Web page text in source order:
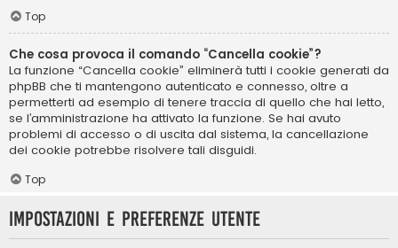
Top
Che cosa provoca il comando “Cancella cookie”?
La funzione “Cancella cookie” eliminerà tutti i cookie generati da
phpBB che ti mantengono autenticato e connesso, oltre a
permetterti ad esempio di tenere traccia di quello che hai letto,
se l’amministrazione ha attivato la funzione. Se hai avuto
problemi di accesso o di uscita dal sistema, la cancellazione
dei cookie potrebbe risolvere tali disguidi.
Top
Impostazioni e preferenze utente